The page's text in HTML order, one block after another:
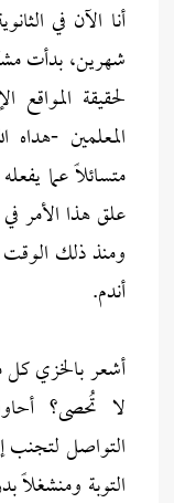
أنا الآن في
شهرين، بدأت
لحقيقة المواقع
المعلمين -
متسائلاً عما
علق هذا الأمر
ومنذ ذلك الوقت
أندم.
أشعر بالخزي كل
لا تُحصى؟
التواصل لتجنب
التوبة ومنشغلاً